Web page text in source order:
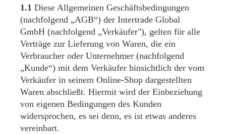
1.1 Diese Allgemeinen Geschäftsbedingungen
(nachfolgend „AGB“) der Intertrade Global
GmbH (nachfolgend „Verkäufer"), gelten für alle
Verträge zur Lieferung von Waren, die ein
Verbraucher oder Unternehmer (nachfolgend
„Kunde“) mit dem Verkäufer hinsichtlich der vom
Verkäufer in seinem Online-Shop dargestellten
Waren abschließt. Hiermit wird der Einbeziehung
von eigenen Bedingungen des Kunden
widersprochen, es sei denn, es ist etwas anderes
vereinbart.